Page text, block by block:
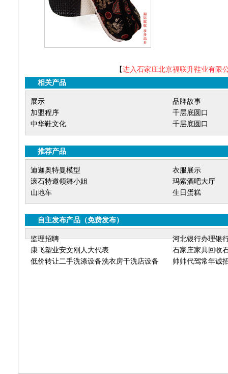
【进入石家庄北京福联升鞋业有限
相关产品
展示
品牌故事
加盟程序
千层底圆口
中华鞋文化
千层底圆口
推荐产品
迪迦奥特曼模型
衣服展示
滚石特邀领舞小姐
玛索酒吧大厅
山地车
生日蛋糕
自主发布产品（免费发布）
监理招聘
河北银行办理银
康飞塑业安文刚人大代表
石家庄家具回收
床回收石家庄实
低价转让二手洗涤设备洗衣房干洗店设备 帅帅代驾常年诚